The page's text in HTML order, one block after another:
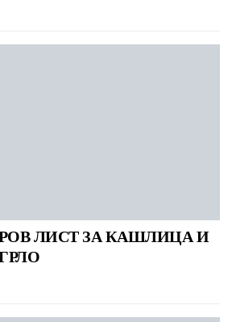
ЛИСТ ЗА КАШЛИЦА И